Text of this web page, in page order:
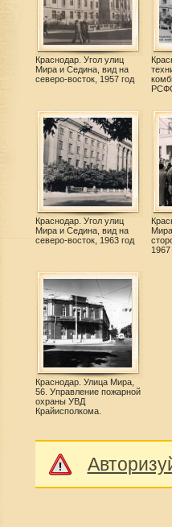
Краснодар. Угол улиц
Мира и Седина, вид на
северо-восток, 1957 год
Краснодар. Угол улиц
Мира и Седина, вид на
северо-восток, 1963 год
1967
Краснодар. Улица Мира,
56. Управление пожарной
охраны УВД
Крайисполкома.